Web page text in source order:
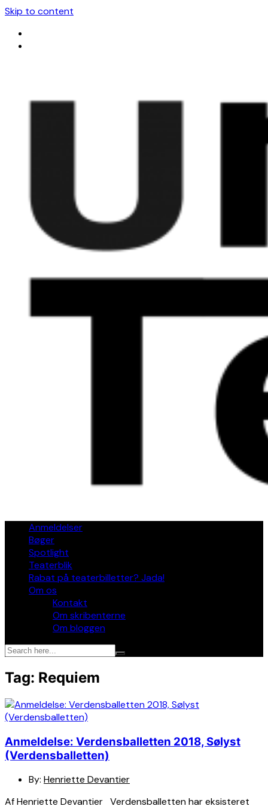
Skip to content
Anmeldelser
Bøger
Spotlight
Teaterblik
Rabat på teaterbilletter? Jada!
Om os
Kontakt
Om skribenterne
Om bloggen
Tag: Requiem
Anmeldelse: Verdensballetten 2018, Sølyst
(Verdensballetten)
By: Henriette Devantier
Af Henriette Devantier Verdensballetten har eksisteret